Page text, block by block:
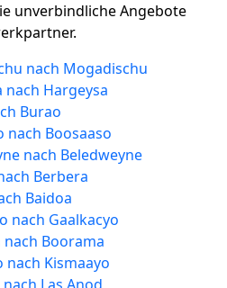
unverbindliche Angebote
nach Mogadischu
nach Hargeysa
Burao
nach Boosaaso
nach Beledweyne
Berbera
Baidoa
nach Gaalkacyo
Boorama
nach Kismaayo